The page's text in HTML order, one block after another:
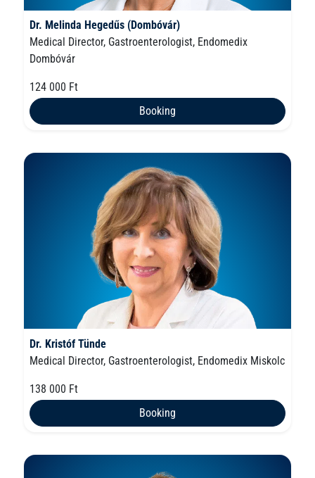
Dr. Melinda Hegedűs (Dombóvár)
Medical Director, Gastroenterologist, Endomedix
Dombóvár
124 000 Ft
Booking
Dr. Kristóf Tünde
Medical Director, Gastroenterologist, Endomedix Miskolc
138 000 Ft
Booking